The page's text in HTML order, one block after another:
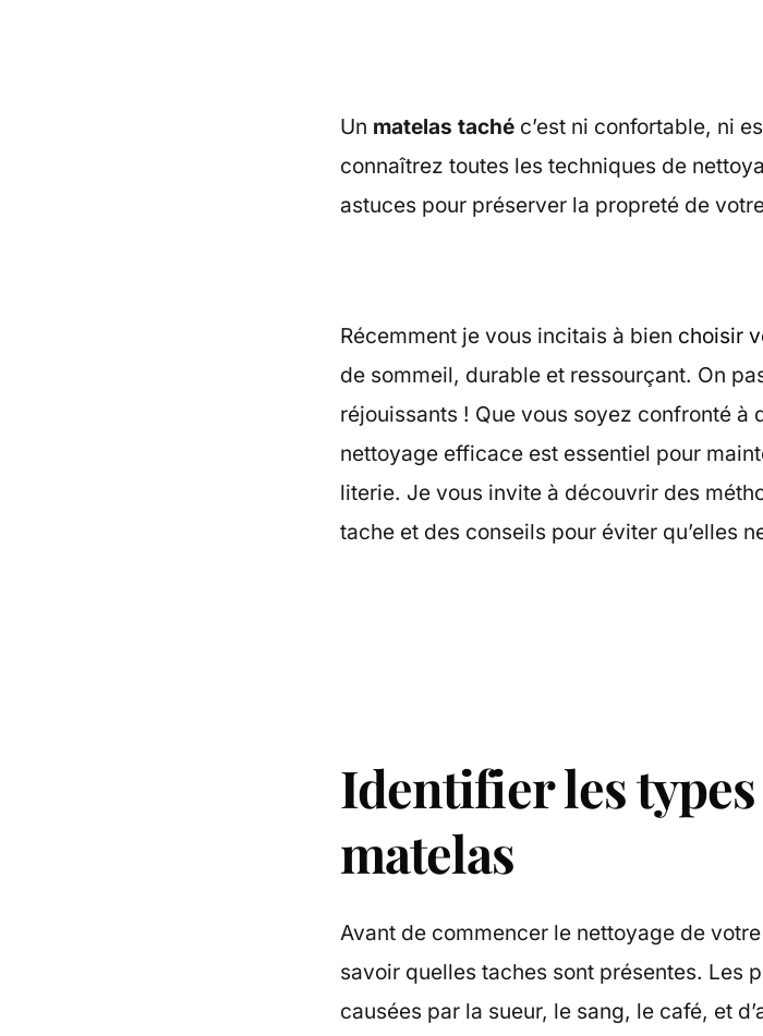
Un matelas taché c’est ni confortable, ni
connaîtrez toutes les techniques de
astuces pour préserver la propreté de
Récemment je vous incitais à bien choisir
de sommeil, durable et ressourçant. On
réjouissants ! Que vous soyez confronté à
nettoyage efficace est essentiel pour
literie. Je vous invite à découvrir des
tache et des conseils pour éviter qu’elles
Identifier les
matelas
Avant de commencer le nettoyage de votre
savoir quelles taches sont présentes. Les
causées par la sueur, le sang, le café, et